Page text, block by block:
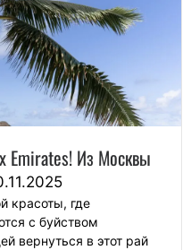
Emirates! Из Москвы
красоты, где
с буйством
вернуться в этот рай